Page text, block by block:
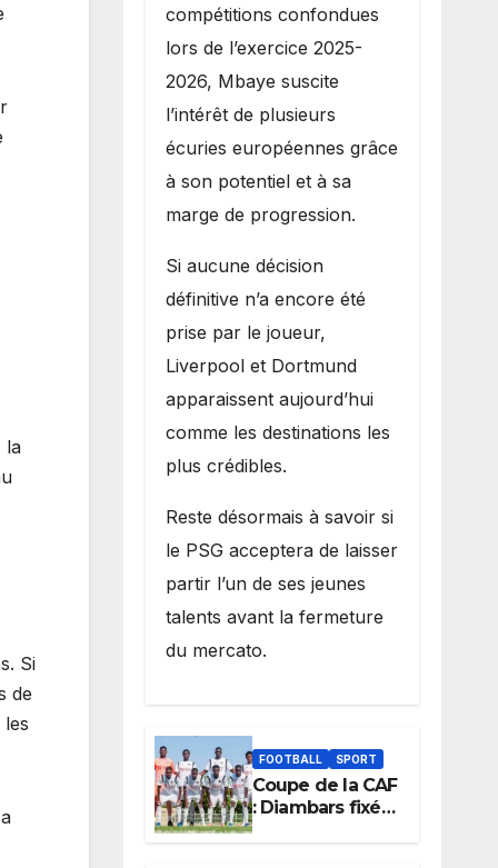
la
Si
de
compétitions confondues
lors de l’exercice 2025-
2026, Mbaye suscite
l’intérêt de plusieurs
écuries européennes grâce
à son potentiel et à sa
marge de progression.
Si aucune décision
définitive n’a encore été
prise par le joueur,
Liverpool et Dortmund
apparaissent aujourd’hui
comme les destinations les
plus crédibles.
Reste désormais à savoir si
le PSG acceptera de laisser
partir l’un de ses jeunes
talents avant la fermeture
du mercato.
FOOTBALL SPORT
Coupe de la CAF
: Diambars fixé
sur son destin